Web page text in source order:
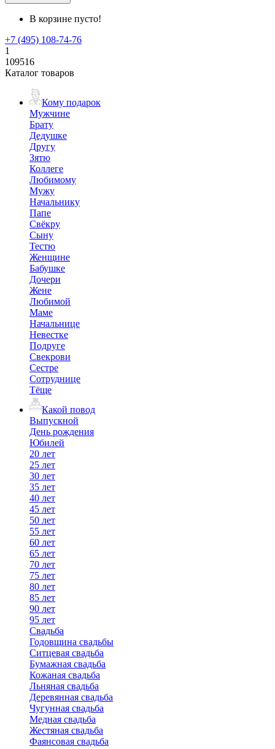
В корзине пусто!
+7 (495) 108-74-76
1
109516
Каталог товаров
Кому подарок
Мужчине
Брату
Дедушке
Другу
Зятю
Коллеге
Любимому
Мужу
Начальнику
Папе
Свёкру
Сыну
Тестю
Женщине
Бабушке
Дочери
Жене
Любимой
Маме
Начальнице
Невестке
Подруге
Свекрови
Сестре
Сотруднице
Тёще
Какой повод
Выпускной
День рождения
Юбилей
20 лет
25 лет
30 лет
35 лет
40 лет
45 лет
50 лет
55 лет
60 лет
65 лет
70 лет
75 лет
80 лет
85 лет
90 лет
95 лет
Свадьба
Годовщина свадьбы
Ситцевая свадьба
Бумажная свадьба
Кожаная свадьба
Льняная свадьба
Деревянная свадьба
Чугунная свадьба
Медная свадьба
Жестяная свадьба
Фаянсовая свадьба